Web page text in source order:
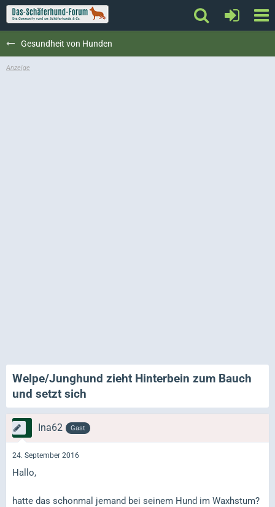
Gesundheit von Hunden
Welpe/Junghund zieht Hinterbein zum Bauch
und setzt sich
Ina62 Gast
24. September 2016
Hallo,
hatte das schonmal jemand bei seinem Hund im Waxhstum?